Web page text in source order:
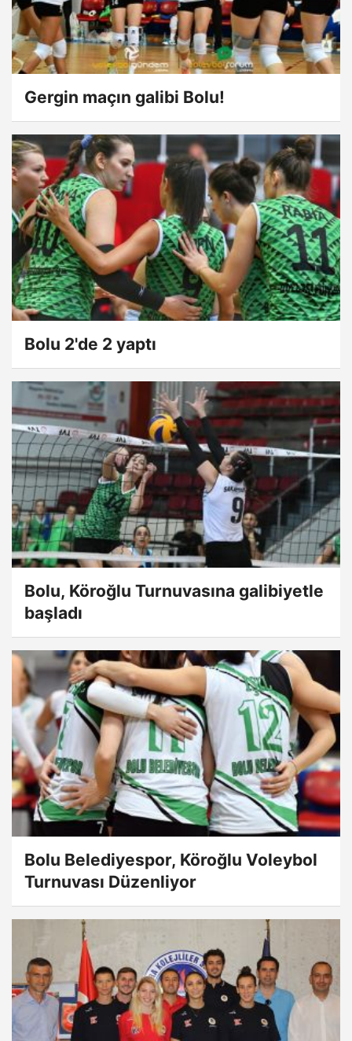
Gergin maçın galibi Bolu!
Bolu 2'de 2 yaptı
Bolu, Köroğlu Turnuvasına galibiyetle
başladı
Bolu Belediyespor, Köroğlu Voleybol
Turnuvası Düzenliyor